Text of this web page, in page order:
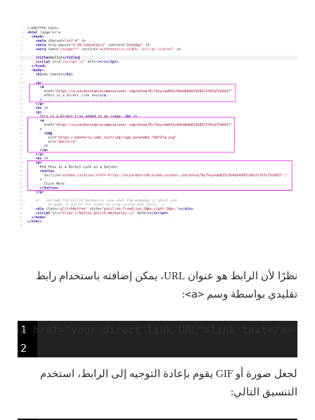
نظرًا لأن الرابط هو عنوان URL، يمكن إضافته باستخدام رابط
تقليدي بواسطة وسم <a>
:
1
2
لجعل صورة أو GIF يقوم بإعادة التوجيه إلى الرابط، استخدم
التنسيق التالي: